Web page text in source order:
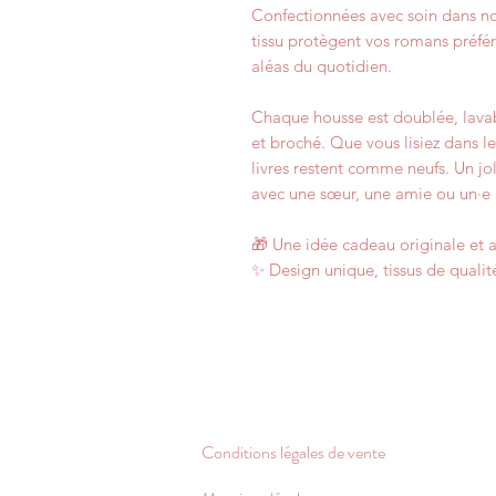
Confectionnées avec soin dans
tissu protègent vos romans
aléas du quotidien.
Chaque housse est doublée,
et broché. Que vous lisiez dans
livres restent comme neufs. Un
avec une sœur, une amie ou
🎁 Une idée cadeau originale et
✨ Design unique, tissus de
Conditions légales de vente